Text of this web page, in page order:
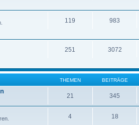
119 983
251 3072
THEMEN BEITRÄGE
21 345
4 18